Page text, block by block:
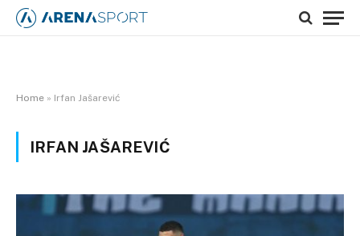
Home » Irfan Jašarević
IRFAN JAŠAREVIĆ